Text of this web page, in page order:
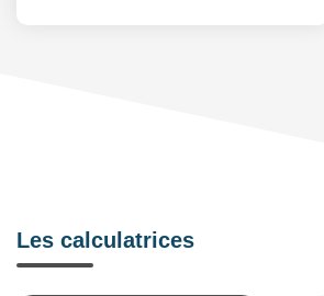
Les calculatrices